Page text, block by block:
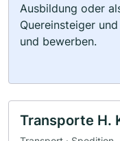
Ausbildung oder
Quereinsteiger
und bewerben.
Transporte H.